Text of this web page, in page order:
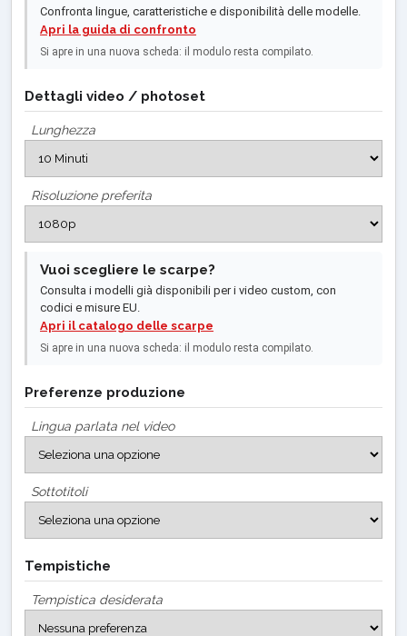
Confronta lingue, caratteristiche e disponibilità delle modelle.
Apri la guida di confronto
Si apre in una nuova scheda: il modulo resta compilato.
Dettagli video / photoset
Lunghezza
Risoluzione preferita
Vuoi scegliere le scarpe?
Consulta i modelli già disponibili per i video custom, con
codici e misure EU.
Apri il catalogo delle scarpe
Si apre in una nuova scheda: il modulo resta compilato.
Preferenze produzione
Lingua parlata nel video
Sottotitoli
Tempistiche
Tempistica desiderata